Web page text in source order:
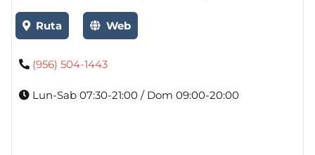
Ruta Web
(956) 504-1443
Lun-Sab 07:30-21:00 / Dom 09:00-20:00